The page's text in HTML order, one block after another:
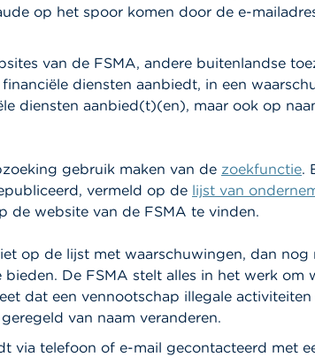
op het spoor komen door de e-
van de FSMA, andere buitenlandse
diensten aanbiedt, in een
diensten aanbied(t)(en), maar ook op
gebruik maken van de zoekfunctie.
vermeld op de lijst van
de website van de FSMA te vinden.
op de lijst met waarschuwingen, dan
De FSMA stelt alles in het werk om
dat een vennootschap illegale
van naam veranderen.
via telefoon of e-mail gecontacteerd met